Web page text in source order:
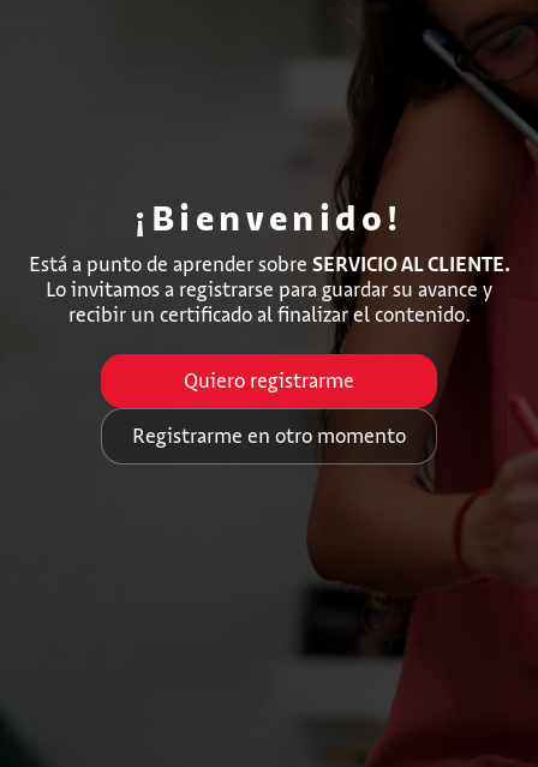
¡Bienvenido!
Está a punto de aprender sobre SERVICIO AL CLIENTE.
Lo invitamos a registrarse para guardar su avance y
recibir un certificado al finalizar el contenido.
Quiero registrarme
Registrarme en otro momento